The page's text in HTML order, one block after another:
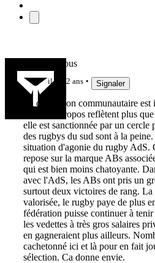
LAmiDeTous
il y a 2 ans Signaler
La dimension communautaire
NZ. Ces propos reflètent plus
elle est sanctionnée par un cercle
des rugbys du sud sont à la
situation d'agonie du rugby AdS.
repose sur la marque ABs
qui est bien moins chatoyante.
avec l'AdS, les ABs ont pris un
surtout deux victoires de rang.
valorisée, le rugby paye de plus
fédération puisse continuer à
les vedettes à très gros salaires
en gagneraient plus ailleurs.
cachetonné ici et là pour en fait
sélection. Ca donne envie.